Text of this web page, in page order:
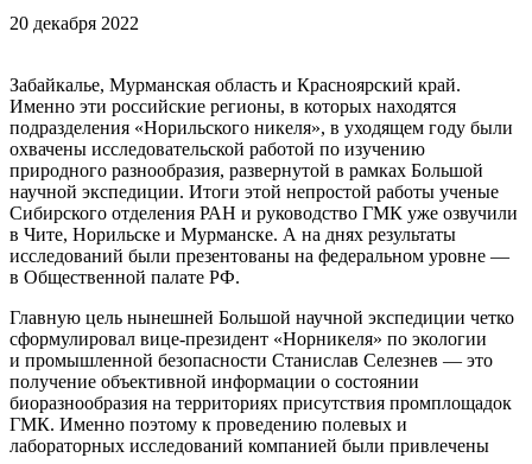
20 декабря 2022
Забайкалье, Мурманская область и Красноярский край.
Именно эти российские регионы, в которых находятся
подразделения «Норильского никеля», в уходящем году были
охвачены исследовательской работой по изучению
природного разнообразия, развернутой в рамках Большой
научной экспедиции. Итоги этой непростой работы ученые
Сибирского отделения РАН и руководство ГМК уже озвучили
в Чите, Норильске и Мурманске. А на днях результаты
исследований были презентованы на федеральном уровне —
в Общественной палате РФ.
Главную цель нынешней Большой научной экспедиции четко
сформулировал вице-президент «Норникеля» по экологии
и промышленной безопасности Станислав Селезнев — это
получение объективной информации о состоянии
биоразнообразия на территориях присутствия промплощадок
ГМК. Именно поэтому к проведению полевых и
лабораторных исследований компанией были привлечены